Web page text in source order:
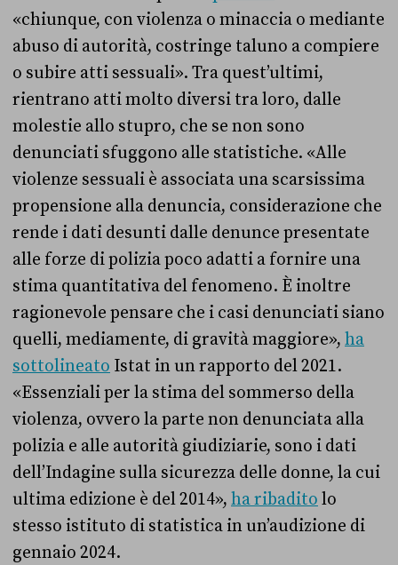
«chiunque, con violenza o minaccia o mediante
abuso di autorità, costringe taluno a compiere
o subire atti sessuali». Tra quest’ultimi,
rientrano atti molto diversi tra loro, dalle
molestie allo stupro, che se non sono
denunciati sfuggono alle statistiche. «Alle
violenze sessuali è associata una scarsissima
propensione alla denuncia, considerazione che
rende i dati desunti dalle denunce presentate
alle forze di polizia poco adatti a fornire una
stima quantitativa del fenomeno. È inoltre
ragionevole pensare che i casi denunciati siano
quelli, mediamente, di gravità maggiore», ha
sottolineato Istat in un rapporto del 2021.
«Essenziali per la stima del sommerso della
violenza, ovvero la parte non denunciata alla
polizia e alle autorità giudiziarie, sono i dati
dell’Indagine sulla sicurezza delle donne, la cui
ultima edizione è del 2014», ha ribadito lo
stesso istituto di statistica in un’audizione di
gennaio 2024.